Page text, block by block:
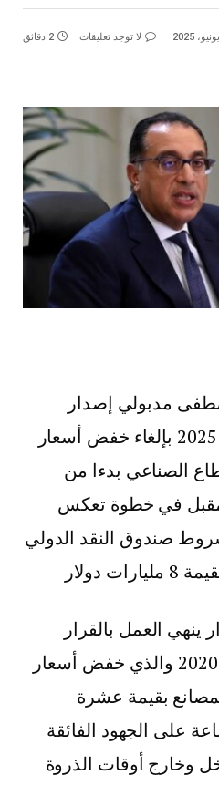
لا توجد تعليقات 2 دقائق
مدبولي إصدار
القرار رقم 2220 لسنة 2025 بإلغاء خفض أسعار
الصناعي بدءا من
في خطوة تعكس
صندوق النقد الدولي
دولار
ينهي العمل بالقرار
السابق رقم 781 لسنة 2020 والذي خفض أسعار
بقيمة عشرة
على الجهود الفائقة
وخارج أوقات الذروة